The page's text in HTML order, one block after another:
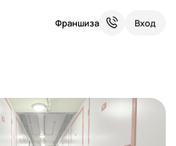
Франшиза Вход